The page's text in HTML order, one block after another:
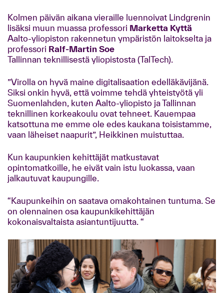
Kolmen päivän aikana vieraille luennoivat Lindgrenin
lisäksi muun muassa professori Marketta Kyttä
Aalto-yliopiston rakennetun ympäristön laitokselta ja
professori Ralf-Martin Soe
Tallinnan teknillisestä yliopistosta (TalTech).
”Virolla on hyvä maine digitalisaation edelläkävijänä.
Siksi onkin hyvä, että voimme tehdä yhteistyötä yli
Suomenlahden, kuten Aalto-yliopisto ja Tallinnan
teknillinen korkeakoulu ovat tehneet. Kauempaa
katsottuna me emme ole edes kaukana toisistamme,
vaan läheiset naapurit”, Heikkinen muistuttaa.
Kun kaupunkien kehittäjät matkustavat
opintomatkoille, he eivät vain istu luokassa, vaan
jalkautuvat kaupungille.
“Kaupunkeihin on saatava omakohtainen tuntuma. Se
on olennainen osa kaupunkikehittäjän
kokonaisvaltaista asiantuntijuutta. “